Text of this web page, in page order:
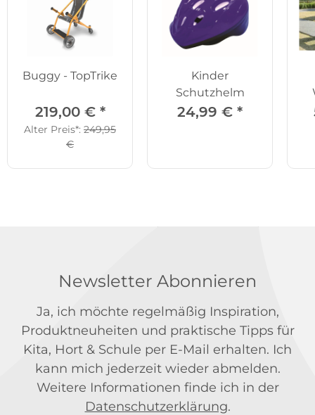
Buggy - TopTrike
219,00 € *
Alter Preis*: 249,95
€
Kinder
Schutzhelm
24,99 € *
Newsletter Abonnieren
Ja, ich möchte regelmäßig Inspiration,
Produktneuheiten und praktische Tipps für
Kita, Hort & Schule per E-Mail erhalten. Ich
kann mich jederzeit wieder abmelden.
Weitere Informationen finde ich in der
Datenschutzerklärung.